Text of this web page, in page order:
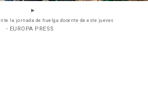
la jornada de huelga docente de este jueves
- EUROPA PRESS